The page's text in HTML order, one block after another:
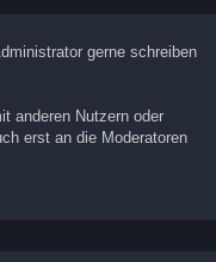
gerne schreiben
anderen Nutzern oder
erst an die Moderatoren